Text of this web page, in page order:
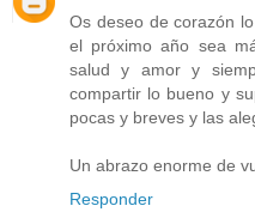
Os deseo de corazón
el próximo año sea
salud y amor y
compartir lo bueno y
pocas y breves y las
Un abrazo enorme de
Responder